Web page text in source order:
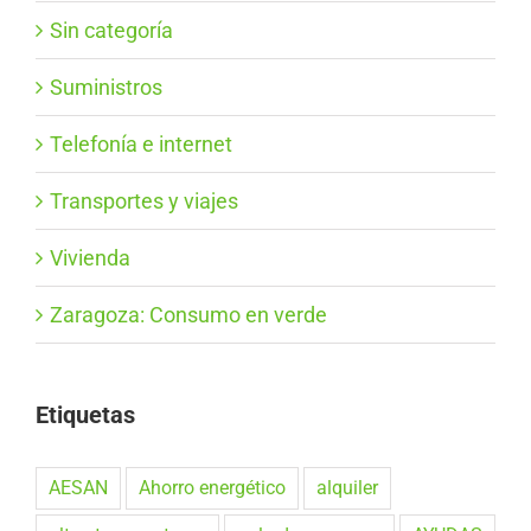
Sin categoría
Suministros
Telefonía e internet
Transportes y viajes
Vivienda
Zaragoza: Consumo en verde
Etiquetas
AESAN Ahorro energético alquiler